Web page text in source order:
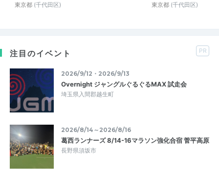
東京都 (千代田区)
東京都 (千代田区)
注目のイベント PR
2026/9/12・2026/9/13
Overnight ジャングルぐるぐるMAX 試走会
埼玉県入間郡越生町
2026/8/14～2026/8/16
葛西ランナーズ 8/14-16マラソン強化合宿 菅平高原
長野県須坂市